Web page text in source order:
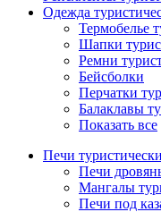
Одежда
Термобелье
Шапки
Ремни
Бейсболки
Перчатки
Балаклавы
Показать все
Печи
Печи
Мангалы
Печи под